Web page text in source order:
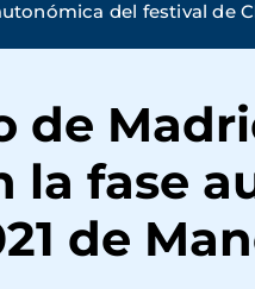
del festival de
de
la fase
de